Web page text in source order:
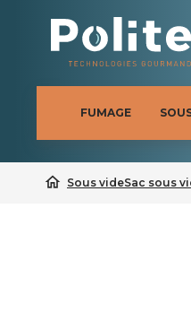
FUMAGE
home Sous videSac sous